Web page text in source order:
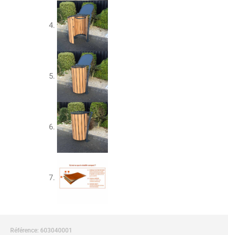
Référence: 603040001